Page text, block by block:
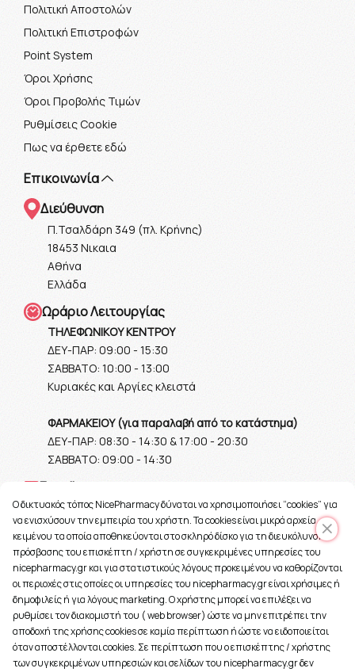
Πολιτική Αποστολών
Πολιτική Επιστροφών
Point System
Όροι Χρήσης
Όροι Προβολής Τιμών
Ρυθμίσεις Cookie
Πως να έρθετε εδώ
Επικοινωνία
Διεύθυνση
Π.Τσαλδάρη 349 (πλ. Κρήνης)
18453 Νικαια
Αθήνα
Ελλάδα
Ωράριο Λειτουργίας
ΤΗΛΕΦΩΝΙΚΟΥ ΚΕΝΤΡΟΥ
ΔΕΥ-ΠΑΡ: 09:00 - 15:30
ΣΑΒΒΑΤΟ: 10:00 - 13:00
Κυριακές και Αργίες κλειστά
ΦΑΡΜΑΚΕΙΟΥ (για παραλαβή από το κατάστημα)
ΔΕΥ-ΠΑΡ: 08:30 - 14:30 & 17:00 - 20:30
ΣΑΒΒΑΤΟ: 09:00 - 14:30
Ε-mail
info@nicepharmacy.gr
O δικτυακός τόπος NicePharmacy δύναται να χρησιμοποιήσει “cookies” για
να ενισχύσουν την εμπειρία του χρήστη. Τα cookies είναι μικρά αρχεία
κειμένου τα οποία αποθηκεύονται στο σκληρό δίσκο για τη διευκόλυνση
πρόσβασης του επισκέπτη / χρήστη σε συγκεκριμένες υπηρεσίες του
nicepharmacy.gr και για στατιστικούς λόγους προκειμένου να καθορίζονται
οι περιοχές στις οποίες οι υπηρεσίες του nicepharmacy.gr είναι χρήσιμες ή
δημοφιλείς ή για λόγους marketing. Ο χρήστης μπορεί να επιλέξει να
ρυθμίσει τον διακομιστή του ( web browser) ώστε να μην επιτρέπει την
αποδοχή της χρήσης cookies σε καμία περίπτωση ή ώστε να ειδοποιείται
όταν αποστέλλονται cookies. Σε περίπτωση που ο επισκέπτης / χρήστης
των συγκεκριμένων υπηρεσιών και σελίδων του nicepharmacy.gr δεν